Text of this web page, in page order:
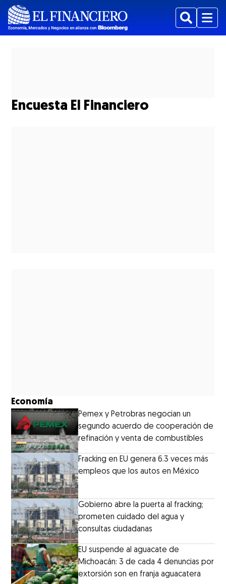
BuscarMenu
Encuesta El Financiero
Economía
Pemex y Petrobras negocian un
segundo acuerdo de cooperación de
refinación y venta de combustibles
Fracking en EU genera 6.3 veces más
empleos que los autos en México
Gobierno abre la puerta al fracking;
prometen cuidado del agua y
consultas ciudadanas
EU suspende al aguacate de
Michoacán: 3 de cada 4 denuncias por
extorsión son en franja aguacatera